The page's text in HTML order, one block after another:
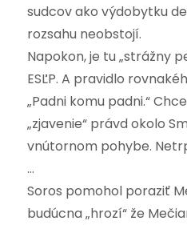
sudcov ako výdobytku
rozsahu neobstojí.
Napokon, je tu „strážny
ESĽP. A pravidlo
„Padni komu padni.“
„zjavenie“ právd okolo
vnútornom pohybe.
…
Soros pomohol poraziť
budúcna „hrozí“ že